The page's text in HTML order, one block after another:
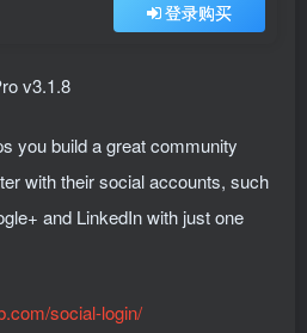
登录购买
you build a great community
with their social accounts, such
and LinkedIn with just one
social-login/